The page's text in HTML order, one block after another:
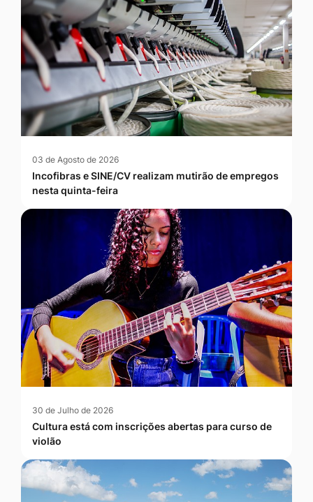
03 de Agosto de 2026
Incofibras e SINE/CV realizam mutirão de empregos
nesta quinta-feira
30 de Julho de 2026
Cultura está com inscrições abertas para curso de
violão